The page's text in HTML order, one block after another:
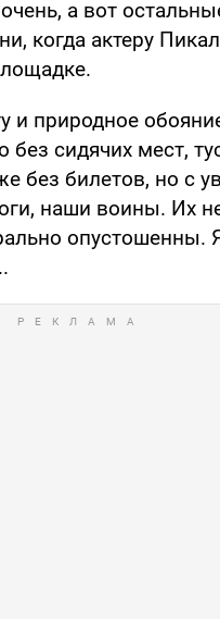
а вот
когда актеру
и природное
сидячих мест,
без билетов, но с
наши воины. Их
опустошенны.